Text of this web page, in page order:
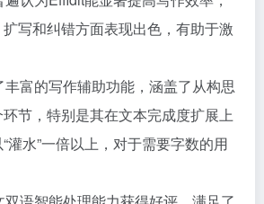
写和纠错方面表现出色，有助于激
丰富的写作辅助功能，涵盖了从构思
节，特别是其在文本完成度扩展上
灌水”一倍以上，对于需要字数的用